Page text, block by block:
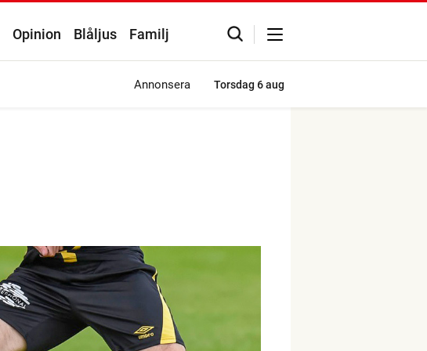
Opinion Blåljus Familj
Annonsera Torsdag 6 aug